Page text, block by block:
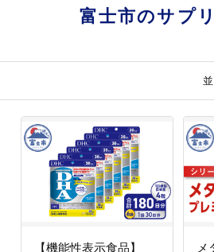
富士市のサプ
【機能性表示食品】
メ